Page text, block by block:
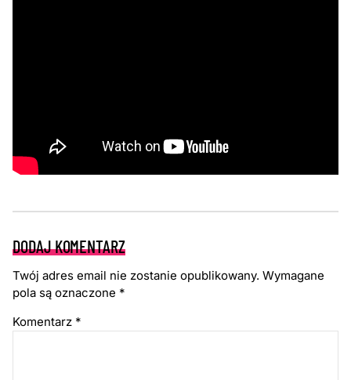
DODAJ KOMENTARZ
Twój adres email nie zostanie opublikowany. Wymagane
pola są oznaczone *
Komentarz *